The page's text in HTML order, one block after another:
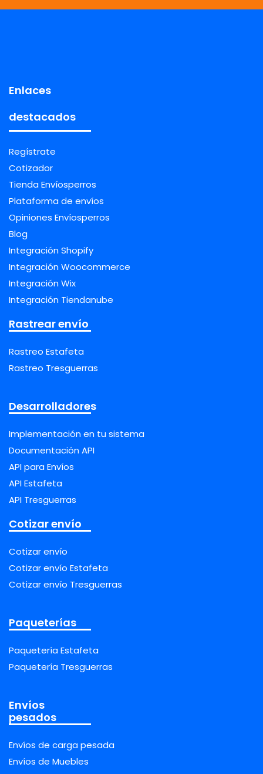
Enlaces
destacados
Regístrate
Cotizador
Tienda Envíosperros
Plataforma de envíos
Opiniones Envíosperros
Blog
Integración Shopify
Integración Woocommerce
Integración Wix
Integración Tiendanube
Rastrear envío
Rastreo Estafeta
Rastreo Tresguerras
Desarrolladores
Implementación en tu sistema
Documentación API
API para Envíos
API Estafeta
API Tresguerras
Cotizar envío
Cotizar envío
Cotizar envío Estafeta
Cotizar envío Tresguerras
Paqueterías
Paquetería Estafeta
Paquetería Tresguerras
Envíos
pesados
Envíos de carga pesada
Envíos de Muebles